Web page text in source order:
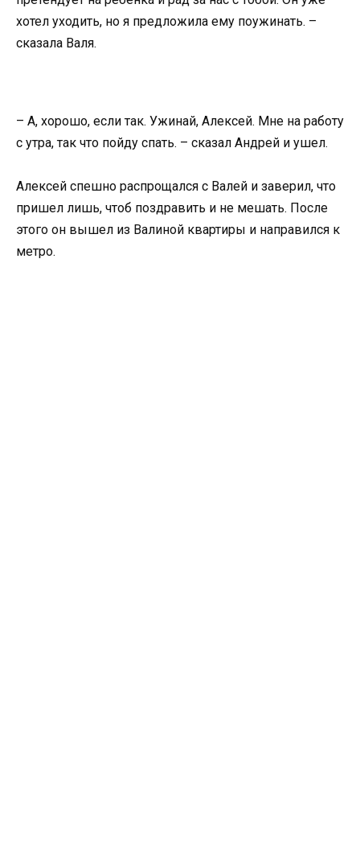
хотел уходить, но я предложила ему поужинать. –
сказала Валя.
– А, хорошо, если так. Ужинай, Алексей. Мне на работу
с утра, так что пойду спать. – сказал Андрей и ушел.
Алексей спешно распрощался с Валей и заверил, что
пришел лишь, чтоб поздравить и не мешать. После
этого он вышел из Валиной квартиры и направился к
метро.